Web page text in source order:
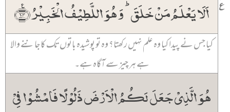
اَلَا یَعۡلَمُ مَنۡ خَلَقَ ؕ وَ ہُوَ اللَّطِیۡفُ الۡخَبِیۡرُ ﴿٪۱۴﴾٪کیا جس نے پیدا کیا وہ علم نہیں رکھتا؟ وہ تو پوشیدہ باتوں تک کا جاننے والا
ہے ہر چیز سے آگاہ ہے۔
ہُوَ الَّذِیۡ جَعَلَ لَکُمُ الۡاَرۡضَ ذَلُوۡلًا فَامۡشُوۡا فِیۡ